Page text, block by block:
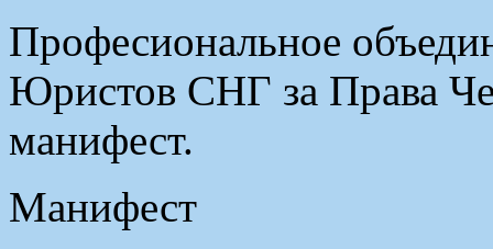
Професиональное
Юристов СНГ за Права
манифест.
Манифест